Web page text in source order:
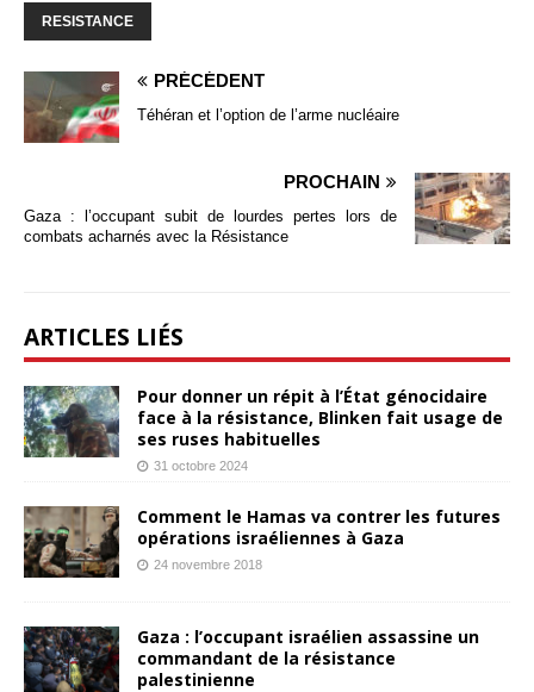
RESISTANCE
PRÉCÉDENT
Téhéran et l’option de l’arme nucléaire
PROCHAIN
Gaza : l’occupant subit de lourdes pertes lors de
combats acharnés avec la Résistance
ARTICLES LIÉS
Pour donner un répit à l’État génocidaire
face à la résistance, Blinken fait usage de
ses ruses habituelles
31 octobre 2024
Comment le Hamas va contrer les futures
opérations israéliennes à Gaza
24 novembre 2018
Gaza : l’occupant israélien assassine un
commandant de la résistance
palestinienne